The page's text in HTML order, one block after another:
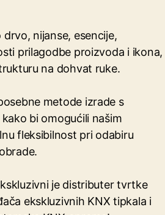
nijanse, esencije,
prilagodbe proizvoda i ikona,
na dohvat ruke.
metode izrade s
bi omogućili našim
fleksibilnost pri odabiru
je distributer tvrtke
ekskluzivnih KNX tipkala i